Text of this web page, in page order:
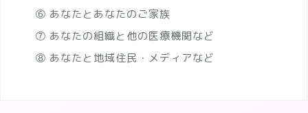
⑥ あなたとあなたのご家族
⑦ あなたの組織と他の医療機関など
⑧ あなたと地域住民・メディアなど